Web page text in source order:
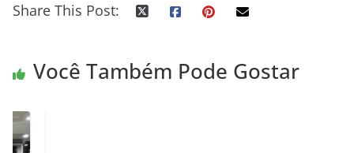
Share This Post:
Você Também Pode Gostar